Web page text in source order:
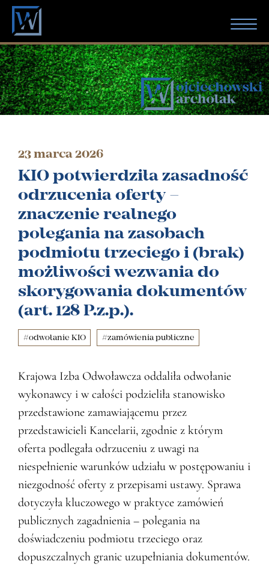
O KANCELARII
SPECJALIZACJE
KONTAKT
KREDYTY FRANKOWE
23 marca 2026
KIO potwierdziła zasadność
odrzucenia oferty –
znaczenie realnego
polegania na zasobach
podmiotu trzeciego i (brak)
możliwości wezwania do
skorygowania dokumentów
(art. 128 P.z.p.).
#odwołanie KIO #zamówienia publiczne
Krajowa Izba Odwoławcza oddaliła odwołanie
wykonawcy i w całości podzieliła stanowisko
przedstawione zamawiającemu przez
przedstawicieli Kancelarii, zgodnie z którym
oferta podlegała odrzuceniu z uwagi na
niespełnienie warunków udziału w postępowaniu i
niezgodność oferty z przepisami ustawy. Sprawa
dotyczyła kluczowego w praktyce zamówień
publicznych zagadnienia – polegania na
doświadczeniu podmiotu trzeciego oraz
dopuszczalnych granic uzupełniania dokumentów.